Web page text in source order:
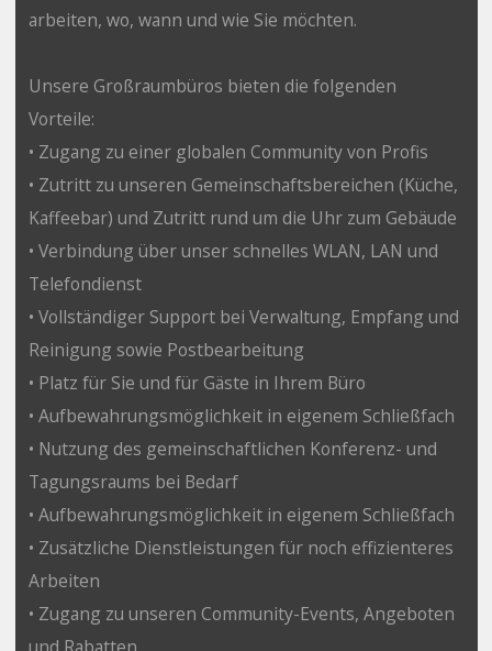
arbeiten, wo, wann und wie Sie möchten.
Unsere Großraumbüros bieten die folgenden
Vorteile:
• Zugang zu einer globalen Community von Profis
• Zutritt zu unseren Gemeinschaftsbereichen (Küche,
Kaffeebar) und Zutritt rund um die Uhr zum Gebäude
• Verbindung über unser schnelles WLAN, LAN und
Telefondienst
• Vollständiger Support bei Verwaltung, Empfang und
Reinigung sowie Postbearbeitung
• Platz für Sie und für Gäste in Ihrem Büro
• Aufbewahrungsmöglichkeit in eigenem Schließfach
• Nutzung des gemeinschaftlichen Konferenz- und
Tagungsraums bei Bedarf
• Aufbewahrungsmöglichkeit in eigenem Schließfach
• Zusätzliche Dienstleistungen für noch effizienteres
Arbeiten
• Zugang zu unseren Community-Events, Angeboten
und Rabatten